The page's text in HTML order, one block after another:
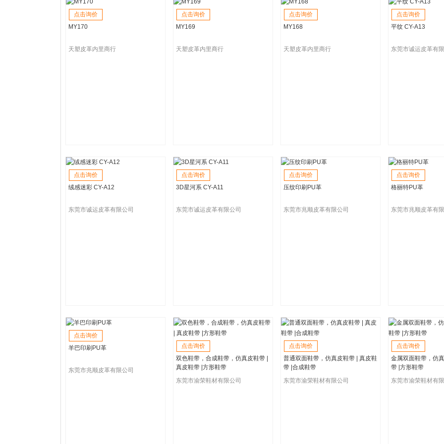
点击询价
MY170
天塑皮革内里商行
点击询价
MY169
天塑皮革内里商行
点击询价
MY168
天塑皮革内里商行
点击询价
平纹 CY-A13
东莞市诚运皮革有
点击询价
绒感迷彩 CY-A12
东莞市诚运皮革有限公司
点击询价
3D星河系 CY-A11
东莞市诚运皮革有限公司
点击询价
压纹印刷PU革
东莞市兆顺皮革有限公司
点击询价
格丽特PU革
东莞市兆顺皮革有
点击询价
羊巴印刷PU革
东莞市兆顺皮革有限公司
点击询价
双色鞋带，合成鞋带，仿真皮鞋带 |
真皮鞋带 |方形鞋带
东莞市渝荣鞋材有限公司
点击询价
普通双面鞋带，仿真皮鞋带 | 真皮鞋
带 |合成鞋带
东莞市渝荣鞋材有限公司
点击询价
金属双面鞋带，仿
带 |方形鞋带
东莞市渝荣鞋材有